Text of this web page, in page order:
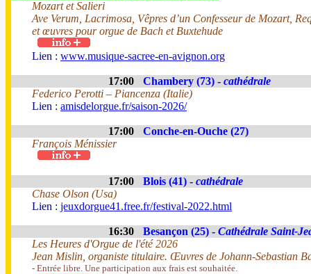
Mozart et Salieri
Ave Verum, Lacrimosa, Vêpres d’un Confesseur de Mozart,
et œuvres pour orgue de Bach et Buxtehude
Lien : www.musique-sacree-en-avignon.org
17:00 Chambery (73) - cathédrale
Federico Perotti – Piancenza (Italie)
Lien : amisdelorgue.fr/saison-2026/
17:00
Conche-en-Ouche (27)
François Ménissier
17:00 Blois (41) - cathédrale
Chase Olson (Usa)
Lien : jeuxdorgue41.free.fr/festival-2022.html
16:30 Besançon (25) - Cathédrale Saint-
Les Heures d'Orgue de l'été 2026
Jean Mislin, organiste titulaire. Œuvres de Johann-Sebastian
- Entrée libre. Une participation aux frais est souhaitée.